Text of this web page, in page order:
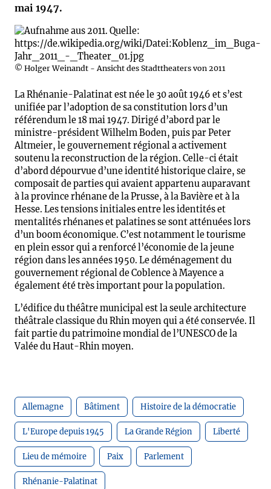
mai 1947.
© Holger Weinandt - Ansicht des Stadttheaters von 2011
La Rhénanie-Palatinat est née le 30 août 1946 et s’est
unifiée par l’adoption de sa constitution lors d’un
référendum le 18 mai 1947. Dirigé d’abord par le
ministre-président Wilhelm Boden, puis par Peter
Altmeier, le gouvernement régional a activement
soutenu la reconstruction de la région. Celle-ci était
d’abord dépourvue d’une identité historique claire, se
composait de parties qui avaient appartenu auparavant
à la province rhénane de la Prusse, à la Bavière et à la
Hesse. Les tensions initiales entre les identités et
mentalités rhénanes et palatines se sont atténuées lors
d’un boom économique. C’est notamment le tourisme
en plein essor qui a renforcé l’économie de la jeune
région dans les années 1950. Le déménagement du
gouvernement régional de Coblence à Mayence a
également été très important pour la population.
L’édifice du théâtre municipal est la seule architecture
théâtrale classique du Rhin moyen qui a été conservée. Il
fait partie du patrimoine mondial de l’UNESCO de la
Valée du Haut-Rhin moyen.
Allemagne Bâtiment Histoire de la démocratie
L'Europe depuis 1945 La Grande Région Liberté
Lieu de mémoire Paix Parlement
Rhénanie-Palatinat